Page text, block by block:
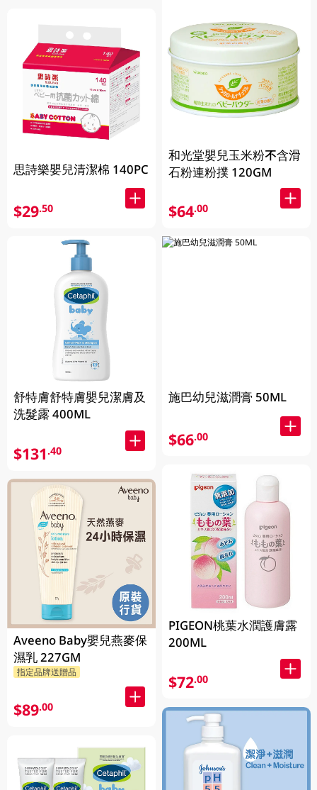
思詩樂嬰兒清潔棉 140PC
$29.50
舒特膚舒特膚嬰兒潔膚及
洗髮露 400ML
$131.40
Aveeno Baby嬰兒燕麥保
濕乳 227GM
指定品牌送贈品
$89.00
和光堂嬰兒玉米粉不含滑
石粉連粉撲 120GM
$64.00
施巴幼兒滋潤膏 50ML
$66.00
PIGEON桃葉水潤護膚露
200ML
$72.00